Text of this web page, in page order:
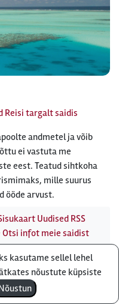
Reisi targalt saidis
andmetel ja võib
ei vastuta me
eest. Teatud sihtkoha
mille suurus
ööde arvust.
Uudised RSS
Otsi infot meie saidist
8B Tallinn, Eesti - e-
- telefon:610 8600
kasutame sellel lehel
nõustute küpsiste